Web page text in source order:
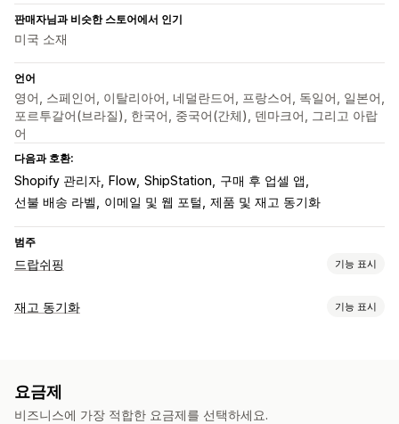
판매자님과 비슷한 스토어에서 인기
미국 소재
언어
영어, 스페인어, 이탈리아어, 네덜란드어, 프랑스어, 독일어, 일본어,
포르투갈어(브라질), 한국어, 중국어(간체), 덴마크어, 그리고 아랍
어
다음과 호환:
Shopify 관리자 Flow ShipStation
구매 후 업셀 앱
선불 배송 라벨
이메일 및 웹 포털 제품 및 재고 동기화
범주
드랍쉬핑 기능 표시
판매할 수 있는 제품
하드웨어
재고 동기화 기능 표시
멀티스토어
요금제
비즈니스에 가장 적합한 요금제를 선택하세요.